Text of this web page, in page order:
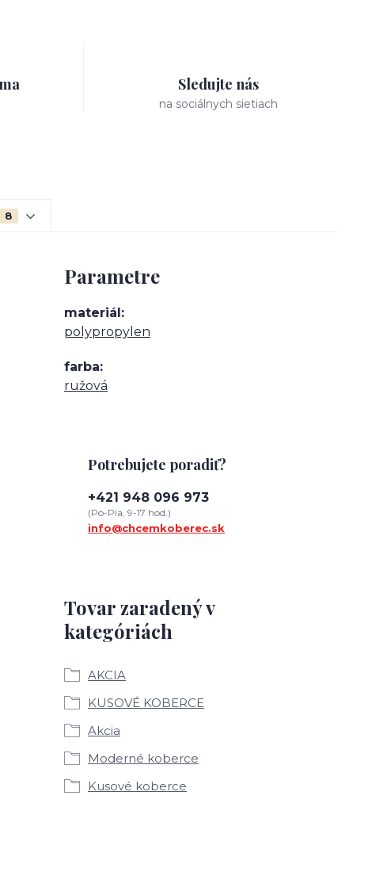
Sledujte nás
na sociálnych sietiach
8
Parametre
materiál
polypropylen
farba
ružová
Tovar zaradený v
kategóriách
AKCIA
KUSOVÉ KOBERCE
Akcia
Moderné koberce
Kusové koberce
Potrebujete poradiť?
+421 948 096 973
(Po-Pia, 9-17 hod.)
info@chcemkoberec.sk